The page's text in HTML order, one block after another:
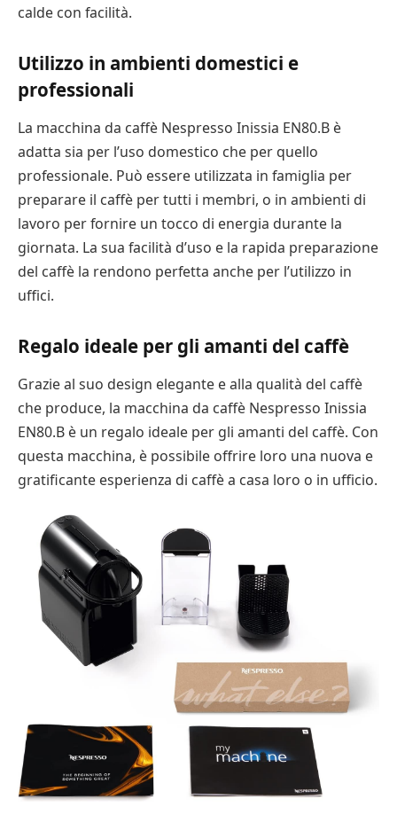
calde con facilità.
Utilizzo in ambienti domestici e
professionali
La macchina da caffè Nespresso Inissia EN80.B è
adatta sia per l’uso domestico che per quello
professionale. Può essere utilizzata in famiglia per
preparare il caffè per tutti i membri, o in ambienti di
lavoro per fornire un tocco di energia durante la
giornata. La sua facilità d’uso e la rapida preparazione
del caffè la rendono perfetta anche per l’utilizzo in
uffici.
Regalo ideale per gli amanti del caffè
Grazie al suo design elegante e alla qualità del caffè
che produce, la macchina da caffè Nespresso Inissia
EN80.B è un regalo ideale per gli amanti del caffè. Con
questa macchina, è possibile offrire loro una nuova e
gratificante esperienza di caffè a casa loro o in ufficio.